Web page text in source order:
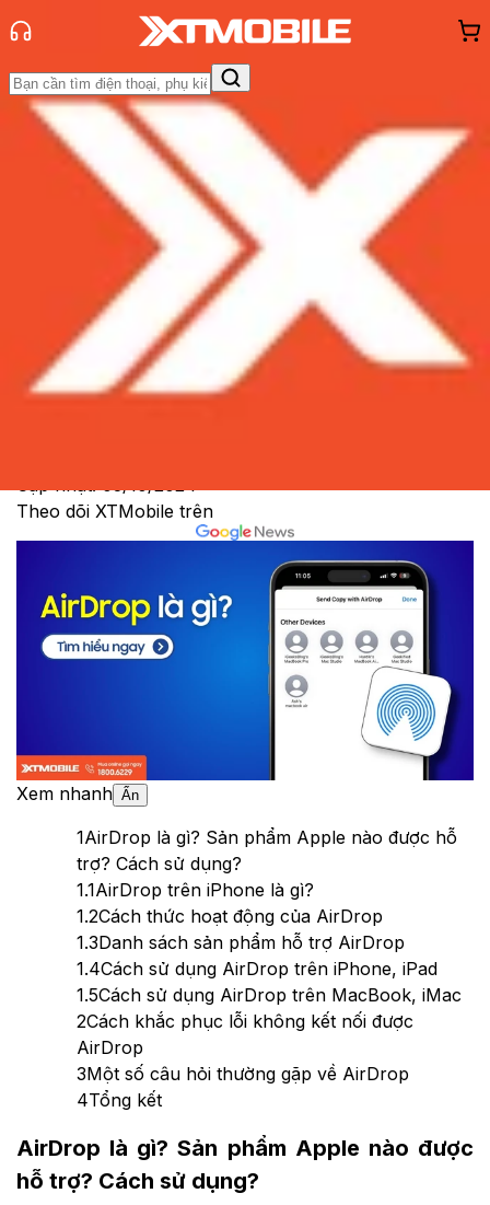
Trang chủ
Tin tức
Hỏi đáp
Đánh Giá - Trên TaySo Sánh Tư vấnKhuyến
Hỏi đáp App - Game Thông báo
hàng - Sự kiện
AirDrop trên iPhone là gì? Cách sử
dụng AirDrop trên các thiết bị Apple
Cập nhật:03/10/2024
Theo dõi XTMobile trên
Xem nhanh Ẩn
1AirDrop là gì? Sản phẩm Apple nào được hỗ
trợ? Cách sử dụng?
1.1AirDrop trên iPhone là gì?
1.2Cách thức hoạt động của AirDrop
1.3Danh sách sản phẩm hỗ trợ AirDrop
1.4Cách sử dụng AirDrop trên iPhone, iPad
1.5Cách sử dụng AirDrop trên MacBook, iMac
2Cách khắc phục lỗi không kết nối được
AirDrop
3Một số câu hỏi thường gặp về AirDrop
4Tổng kết
AirDrop là gì? Sản phẩm Apple nào được
hỗ trợ? Cách sử dụng?